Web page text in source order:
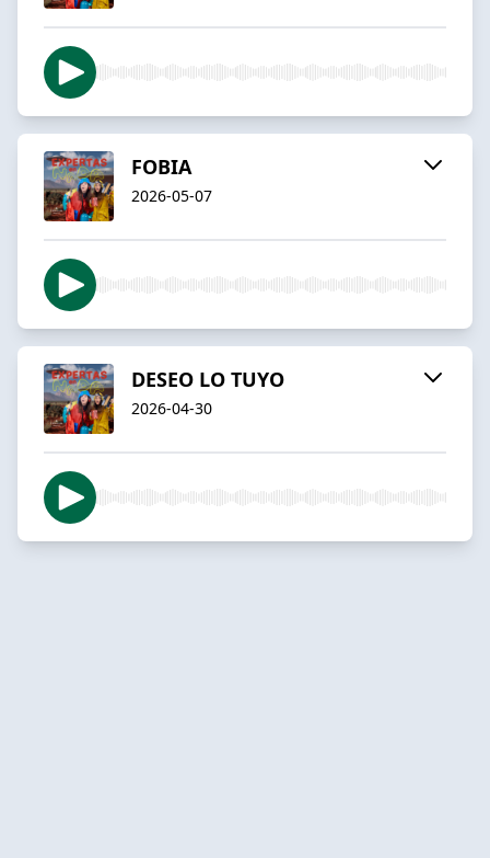
FOBIA
2026-05-07
DESEO LO TUYO
2026-04-30